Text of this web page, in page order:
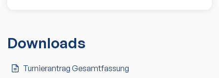
Downloads
Turnierantrag Gesamtfassung